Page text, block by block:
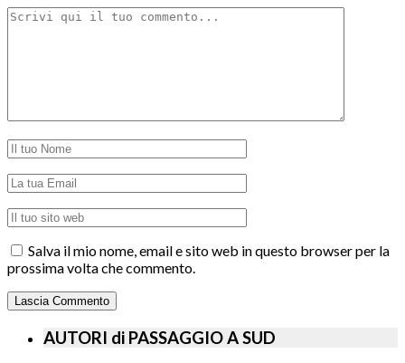
Salva il mio nome, email e sito web in questo browser per la
prossima volta che commento.
AUTORI di PASSAGGIO A SUD